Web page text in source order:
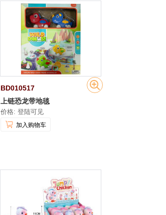
BD010517
上链恐龙带地毯
价格: 登陆可见
加入购物车